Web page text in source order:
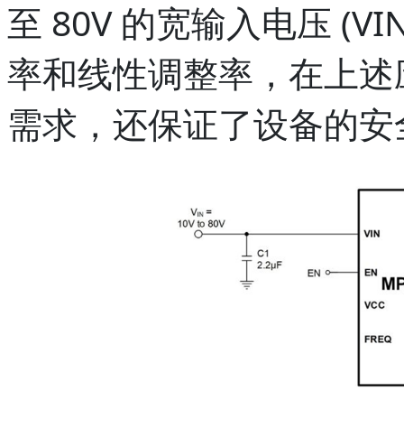
至 80V 的宽输入电压
率和线性调整率，在上
需求，还保证了设备的